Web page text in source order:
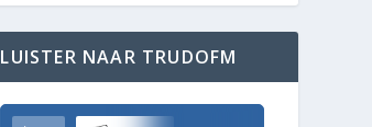
LUISTER NAAR TRUDOFM